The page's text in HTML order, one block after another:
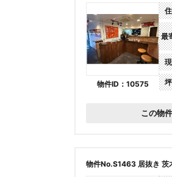
物件ID：10575
最
この物
物件No.S1463 居抜き 茨